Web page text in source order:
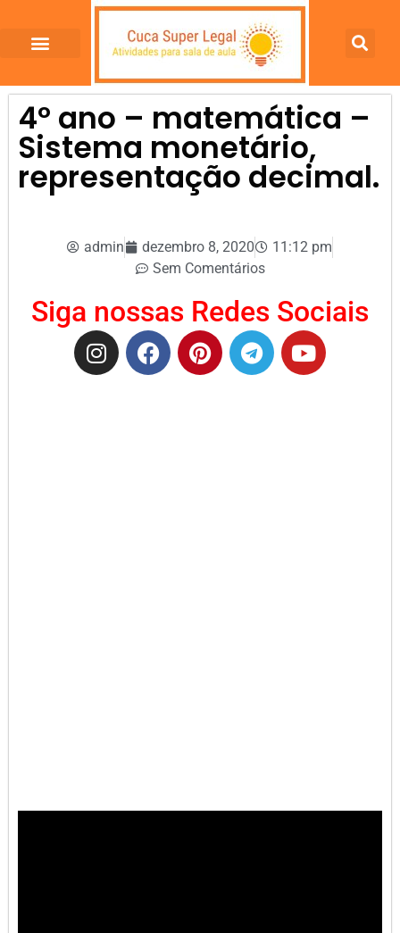
4º ano – matemática –
Sistema monetário,
representação decimal.
admin dezembro 8, 2020
11:12 pm
Sem Comentários
Siga nossas Redes Sociais